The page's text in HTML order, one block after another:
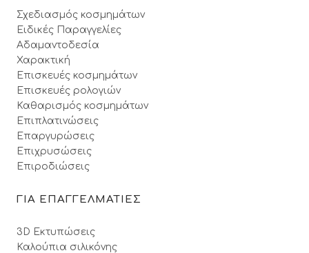
Σχεδιασμός κοσμημάτων
Ειδικές Παραγγελίες
Αδαμαντοδεσία
Χαρακτική
Επισκευές κοσμημάτων
Επισκευές ρολογιών
Καθαρισμός κοσμημάτων
Επιπλατινώσεις
Επαργυρώσεις
Επιχρυσώσεις
Επιροδιώσεις
ΓΙΑ ΕΠΑΓΓΕΛΜΑΤΙΕΣ
3D Εκτυπώσεις
Καλούπια σιλικόνης